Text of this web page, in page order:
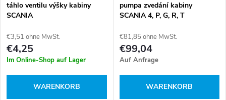
táhlo ventilu výšky kabiny
SCANIA
€3,51 ohne MwSt.
€4,25
Im Online-Shop auf Lager
WARENKORB
pumpa zvedání kabiny
SCANIA 4, P, G, R, T
€81,85 ohne MwSt.
€99,04
Auf Anfrage
WARENKORB